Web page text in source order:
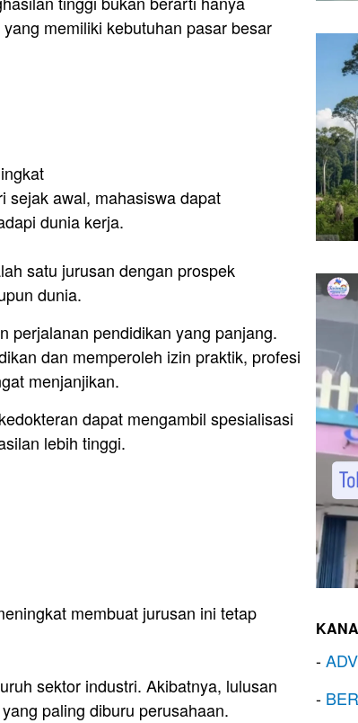
memiliki kebutuhan pasar besar
sejak awal, mahasiswa dapat
dunia kerja.
satu jurusan dengan prospek
dunia.
perjalanan pendidikan yang panjang.
dan memperoleh izin praktik, profesi
menjanjikan.
dapat mengambil spesialisasi
lebih tinggi.
membuat jurusan ini tetap
sektor industri. Akibatnya, lulusan
paling diburu perusahaan.
-
-